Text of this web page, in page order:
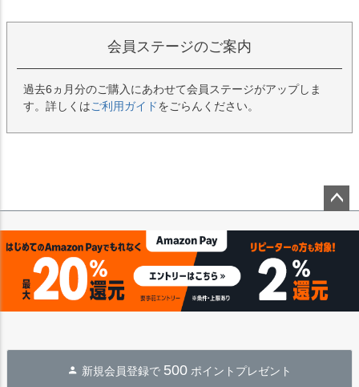
会員ステージのご案内
過去6ヵ月分のご購入にあわせて会員ステージがアップしま
す。詳しくはご利用ガイドをごらんください。
ップ
新規会員登録で 500 ポイントプレゼント